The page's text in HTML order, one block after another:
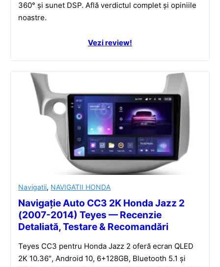
360° și sunet DSP. Află verdictul complet și opiniile
noastre.
Vezi review!
Navigatii, NAVIGATII HONDA
Navigație Auto CC3 2K Honda Jazz 2
(2007-2014) Teyes — Recenzie
Detaliată, Testare & Recomandări
Teyes CC3 pentru Honda Jazz 2 oferă ecran QLED
2K 10.36″, Android 10, 6+128GB, Bluetooth 5.1 și